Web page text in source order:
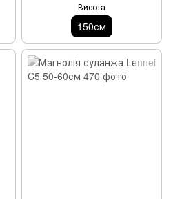
Висота
150см